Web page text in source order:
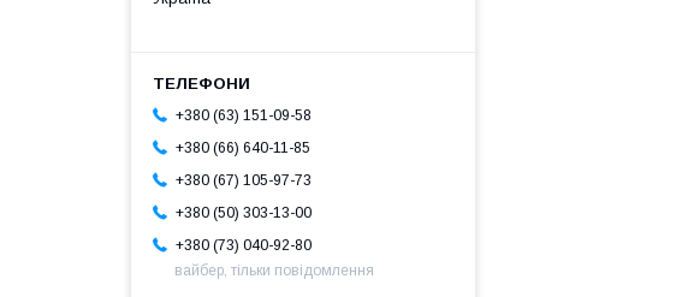
+380 (63) 151-09-58
+380 (66) 640-11-85
+380 (67) 105-97-73
+380 (50) 303-13-00
+380 (73) 040-92-80
вайбер, тільки повідомлення